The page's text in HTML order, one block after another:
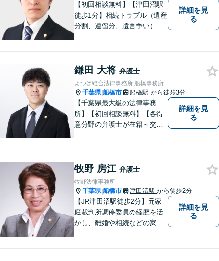
【初回相談無料】【津田沼駅
徒歩1分】相続トラブル（遺産
分割、遺留分、遺言争い）、
詳細を見
る
鎌田 大将 弁護士
よつば総合法律事務所 船橋事務所
千葉県|船橋市 船橋駅 から徒歩3分
【千葉県最大級の法律事務
所】【初回相談無料】【各得
意分野の弁護士が在籍～交通
詳細を見
る
牧野 房江 弁護士
牧野法律事務所
千葉県|船橋市 津田沼駅 から徒歩2分
【JR津田沼駅徒歩2分】元家
庭裁判所調停委員の経歴を活
かし、離婚や相続などの家事
詳細を見
る